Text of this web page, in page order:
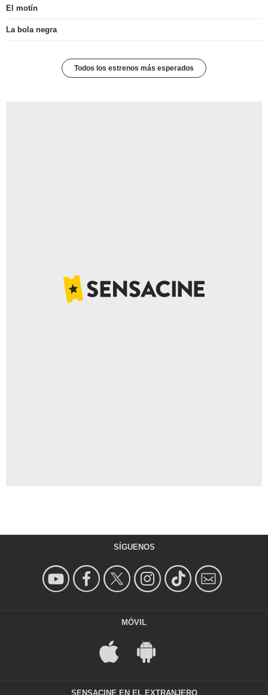
El motín
La bola negra
Todos los estrenos más esperados
SÍGUENOS
MÓVIL
SENSACINE EN EL EXTRANJERO